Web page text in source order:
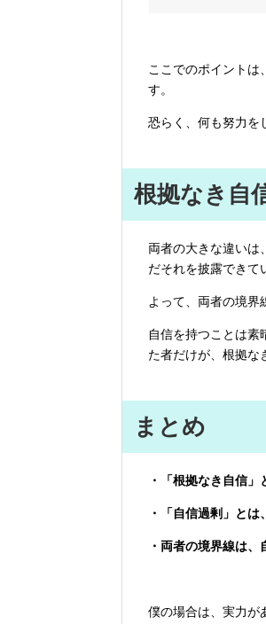
ここでのポイントは
す。
恐らく、何も努力を
根拠なき自
両者の大きな違いは
だそれを披露できて
よって、両者の境界
自信を持つことは素
た者だけが、根拠な
まとめ
・「根拠なき自信
・「自信過剰」と
・両者の境界線は
僕の場合は、実力が